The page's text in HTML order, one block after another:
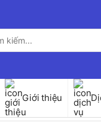
Giới thiệu